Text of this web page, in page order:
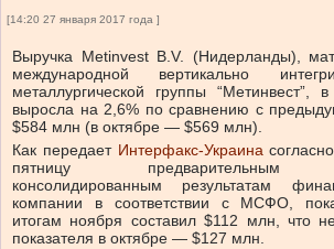
[14:20 27 января 2017 года ]
Выручка Metinvest B.V. (Нидерланды),
международной вертикально
металлургической группы “Метинвест”,
выросла на 2,6% по сравнению с
$584 млн (в октябре — $569 млн).
Как передает Интерфакс-Украина
пятницу предварительным
консолидированным результатам
компании в соответствии с МСФО,
итогам ноября составил $112 млн, что
показателя в октябре — $127 млн.